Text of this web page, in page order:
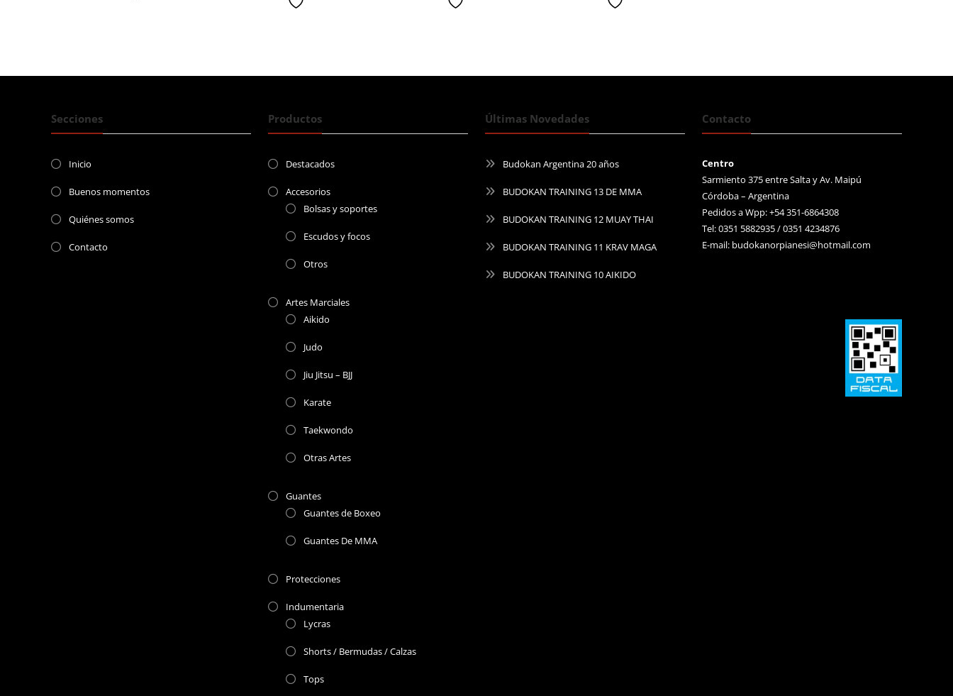
Secciones
Inicio
Buenos momentos
Quiénes somos
Contacto
Productos
Destacados
Accesorios
Bolsas y soportes
Escudos y focos
Otros
Artes Marciales
Aikido
Judo
Jiu Jitsu – BJJ
Karate
Taekwondo
Otras Artes
Guantes
Guantes de Boxeo
Guantes De MMA
Protecciones
Indumentaria
Lycras
Shorts / Bermudas / Calzas
Tops
Últimas Novedades
Budokan Argentina 20 años
BUDOKAN TRAINING 13 DE MMA
BUDOKAN TRAINING 12 MUAY THAI
BUDOKAN TRAINING 11 KRAV MAGA
BUDOKAN TRAINING 10 AIKIDO
Contacto
Centro
Sarmiento 375 entre Salta y Av. Maipú
Córdoba – Argentina
Pedidos a Wpp: +54 351-6864308
Tel: 0351 5882935 / 0351 4234876
E-mail: budokanorpianesi@hotmail.com